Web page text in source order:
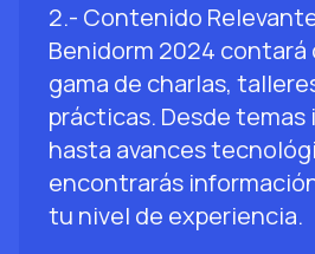
2.- Contenido
Benidorm 2024 contará
gama de charlas,
prácticas. Desde
hasta avances
encontrarás
tu nivel de experiencia.